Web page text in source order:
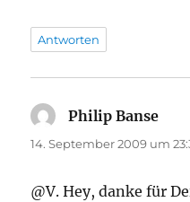
Antworten
Philip Banse
14. September 2009 um
@V. Hey, danke für